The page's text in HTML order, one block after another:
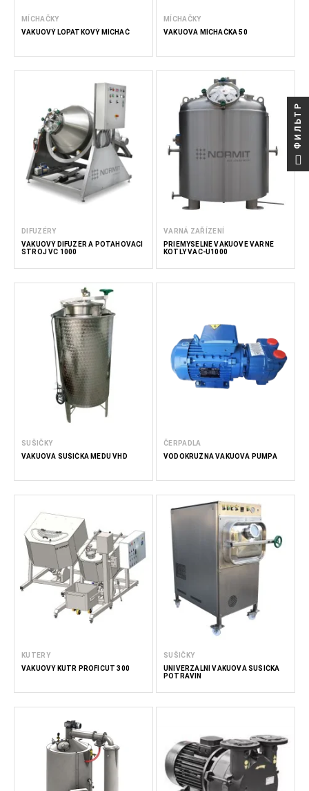
MÍCHAČKY
VAKUOVÝ LOPATKOVÝ MÍCHAČ
MÍCHAČKY
VAKUOVÁ MÍCHAČKA 50
DIFUZÉRY
VAKUOVÝ DIFUZÉR A POTAHOVACÍ
STROJ VC 1000
VARNÁ ZAŘÍZENÍ
PRIEMYSELNÉ VÁKUOVÉ VARNÉ
KOTLY VAC-U1000
SUŠIČKY
VAKUOVÁ SUŠIČKA MEDU VHD
ČERPADLA
VODOKRUŽNÁ VAKUOVÁ PUMPA
KUTERY
VAKUOVÝ KUTR PROFICUT 300
SUŠIČKY
UNIVERZÁLNÍ VAKUOVÁ SUŠIČKA
POTRAVIN
ФИЛЬТР